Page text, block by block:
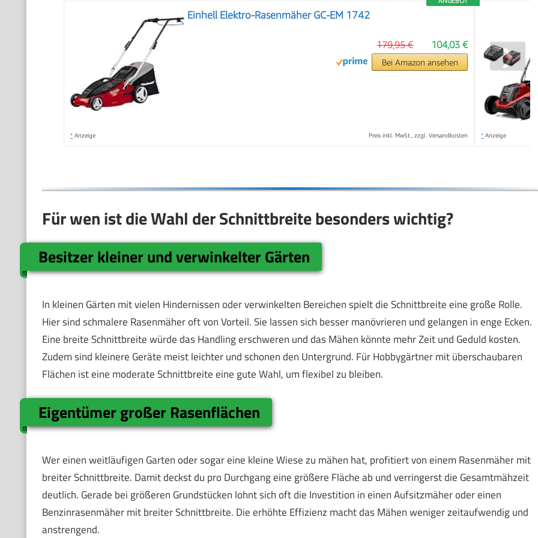
Einhell Elektro-Rasenmäher GC-EM 1742
104,03 €
179,95 €
Bei Amazon ansehen
* Anzeige Preis inkl. MwSt., zzgl. Versandkosten * Anzeige
❯
Für wen ist die Wahl der Schnittbreite besonders wichtig?
Besitzer kleiner und verwinkelter Gärten
In kleinen Gärten mit vielen Hindernissen oder verwinkelten Bereichen spielt die Schnittbreite eine große Rolle.
Hier sind schmalere Rasenmäher oft von Vorteil. Sie lassen sich besser manövrieren und gelangen in enge Ecken.
Eine breite Schnittbreite würde das Handling erschweren und das Mähen könnte mehr Zeit und Geduld kosten.
Zudem sind kleinere Geräte meist leichter und schonen den Untergrund. Für Hobbygärtner mit überschaubaren
Flächen ist eine moderate Schnittbreite eine gute Wahl, um flexibel zu bleiben.
Eigentümer großer Rasenflächen
Wer einen weitläufigen Garten oder sogar eine kleine Wiese zu mähen hat, profitiert von einem Rasenmäher mit
breiter Schnittbreite. Damit deckst du pro Durchgang eine größere Fläche ab und verringerst die Gesamtmähzeit
deutlich. Gerade bei größeren Grundstücken lohnt sich oft die Investition in einen Aufsitzmäher oder einen
Benzinrasenmäher mit breiter Schnittbreite. Die erhöhte Effizienz macht das Mähen weniger zeitaufwendig und
anstrengend.